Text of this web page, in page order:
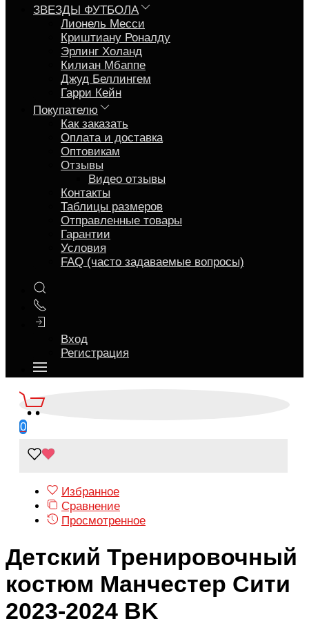
ЗВЕЗДЫ ФУТБОЛА
Лионель Месси
Криштиану Роналду
Эрлинг Холанд
Килиан Мбаппе
Джуд Беллингем
Гарри Кейн
Покупателю
Как заказать
Оплата и доставка
Оптовикам
Отзывы
Видео отзывы
Контакты
Таблицы размеров
Отправленные товары
Гарантии
Условия
FAQ (часто задаваемые вопросы)
Вход
Регистрация
0
Избранное
Сравнение
Просмотренное
Детский Тренировочный
костюм Манчестер Сити
2023-2024 BK